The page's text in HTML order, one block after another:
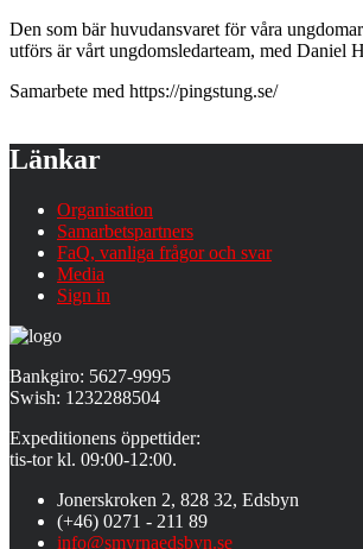
Den som bär huvudansvaret för våra
utförs är vårt ungdomsledarteam, med Daniel
Samarbete med https://pingstung.se/
Länkar
Organisation
Samarbetspartners
FaQ, vanliga frågor och svar
Media
Sign in
Bankgiro: 5627-9995
Swish: 1232288504
Expeditionens öppettider:
tis-tor kl. 09:00-12:00.
Jonerskroken 2, 828 32, Edsbyn
(+46) 0271 - 211 89
info@smyrnaedsbyn.se